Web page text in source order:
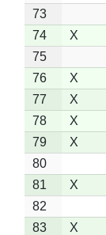
73
74
X
75
76
X
77
X
78
X
79
X
80
81
X
82
83
X